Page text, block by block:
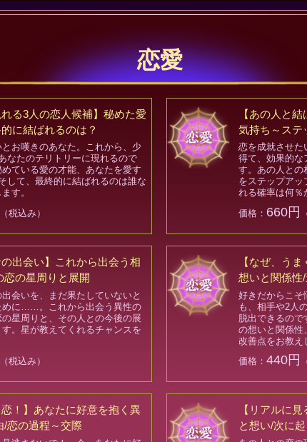
恋愛
る3人の恋人候補】秘めた愛
に結ばれるのは？
お嘆きのあなた。これから、少
なたのテリトリーに現れるので
ている愛の才能、あなたを愛す
して、最終的に結ばれるのは誰な
す。
（税込み）
【あの人と
気持ち～ステ
恋を成就させた
得て、効果的な
す。あの人との
をステップアッ
れる確率は何％
価格： 660円
出会い】これから出会う相
恋の星周りと展開
会いを、まだ果たしていないと
めに……。これから出会う異性の
星周りと、その人との今後の展
。星が教えてくれるチャンスを
（税込み）
【なぜ、う
想いと関係性
好きだからこ
も、相手や2人
脱出できるの
の想いと関係性
改善点をお教え
価格：440円
！】あなたに好意を抱く異
/恋の過程～交際
【リアルに
と想い/次に